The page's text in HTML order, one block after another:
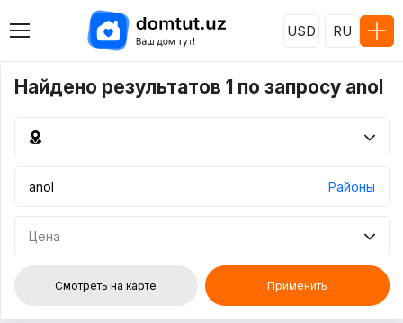
USD RU
Найдено результатов 1 по запросу anol
Районы
Цена
Смотреть на карте Применить